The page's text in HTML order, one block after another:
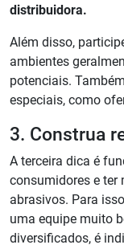
distribuidora.
Além disso,
ambientes
potenciais.
especiais, como
3. Construa
A terceira dica é
consumidores e ter
abrasivos. Para
uma equipe muito
diversificados, é